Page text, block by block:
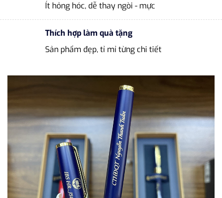
Ít hỏng hóc, dễ thay ngòi - mực
Thích hợp làm quà tặng
Sản phẩm đẹp, tỉ mỉ từng chi tiết